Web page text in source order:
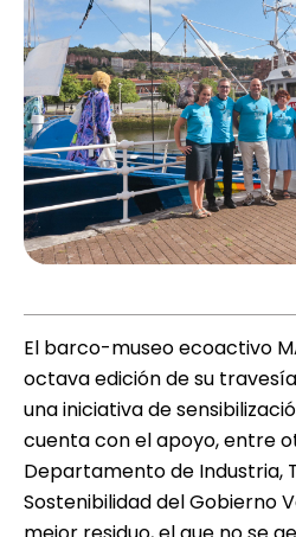
El barco-museo ecoactivo
octava edición de su
una iniciativa de
cuenta con el apoyo, entre
Departamento de Industria,
Sostenibilidad del Gobierno